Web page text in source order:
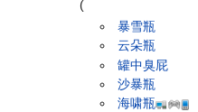
(
暴雪瓶
云朵瓶
罐中臭屁
沙暴瓶
海啸瓶